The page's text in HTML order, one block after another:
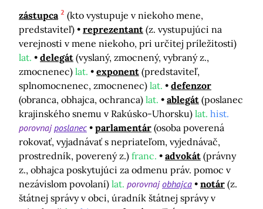
zástupca 2 (kto vystupuje v niekoho mene,
predstaviteľ)
reprezentant (z. vystupujúci na
verejnosti v mene niekoho, pri určitej príležitosti)
lat.
delegát (vyslaný, zmocnený, vybraný z.,
zmocnenec) lat. exponent (predstaviteľ,
splnomocnenec, zmocnenec) lat.
defenzor
(obranca, obhajca, ochranca) lat. ablegát (poslanec
krajinského snemu v Rakúsko-Uhorsku) lat. hist.
porovnajposlanec parlamentár (osoba poverená
rokovať, vyjadnávať s nepriateľom, vyjednávač,
prostredník, poverený z.) franc. advokát (právny
z., obhajca poskytujúci za odmenu práv. pomoc v
nezávislom povolaní) lat. porovnajobhajca notár (z.
štátnej správy v obci, úradník štátnej správy v